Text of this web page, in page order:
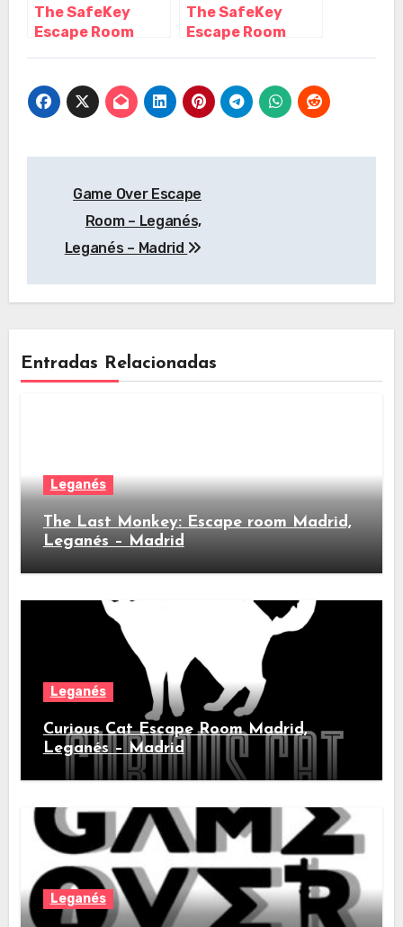
The SafeKey
Escape Room
The SafeKey
Escape Room
entradas
Game Over Escape
Room – Leganés,
Leganés – Madrid
Entradas Relacionadas
Leganés
The Last Monkey: Escape room Madrid,
Leganés – Madrid
Leganés
Curious Cat Escape Room Madrid,
Leganés – Madrid
Leganés